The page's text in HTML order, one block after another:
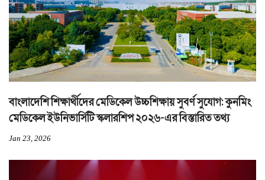
বাংলাদেশি শিক্ষার্থীদের মেডিকেল উচ্চশিক্ষায় সুবর্ণ সুযোগ: কুনমিং
মেডিকেল ইউনিভার্সিটি স্কলারশিপ ২০২৬-এর বিস্তারিত তথ্য
Jan 23, 2026